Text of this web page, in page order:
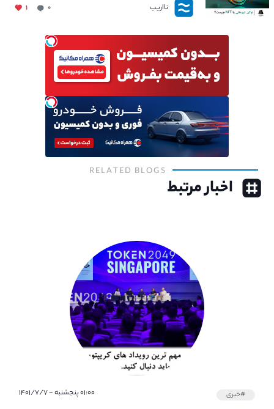
نااریب ۰ ۱
RELATED BLOGS
اخبار مرتبط
#خبری ۰۱:۰۰ پنجشنبه - ۱۴۰۱/۷/۷